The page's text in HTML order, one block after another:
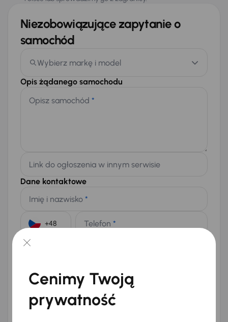
Niezobowiązujące zapytanie o
samochód
Wybierz markę i model
Opis żądanego samochodu
Opisz samochód *
Link do ogłoszenia w innym serwisie
Dane kontaktowe
Imię i nazwisko *
Telefon *
E-mail
Na e-mail(opcjonalnie)
Na numer telefonu (opcjonalnie)
Wyślij zapytanie
Cenimy Twoją
prywatność